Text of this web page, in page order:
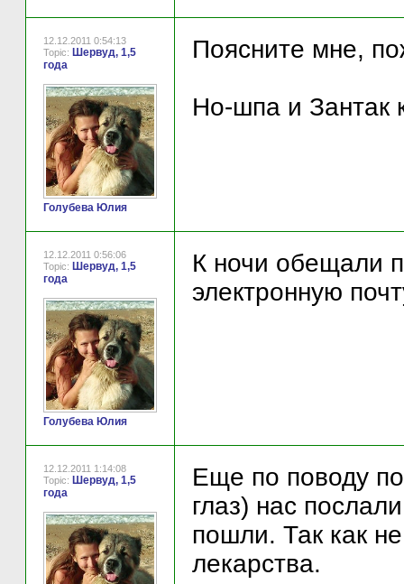
12.12.2011 0:54:13
Topic: Шервуд, 1,5
года
Голубева Юлия
Поясните мне,
Но-шпа и Зантак
12.12.2011 0:56:06
Topic: Шервуд, 1,5
года
Голубева Юлия
К ночи обещали
электронную
12.12.2011 1:14:08
Topic: Шервуд, 1,5
года
Еще по поводу
глаз) нас
пошли. Так как
лекарства.